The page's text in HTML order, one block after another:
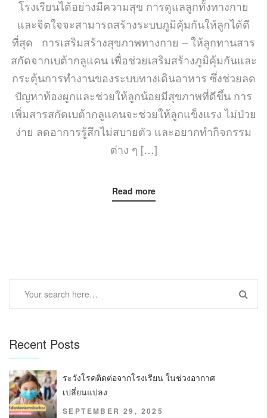
โรงเรียนได้อย่างมีความสุข การดูแลลูกทั้งทางกาย
และจิตใจจะสามารถสร้างระบบภูมิคุ้มกันให้ลูกได้ดี
ที่สุด การเสริมสร้างสุขภาพทางกาย – ให้ลูกทานสาร
สกัดจากเบต้ากลูแคน เพื่อช่วยเสริมสร้างภูมิคุ้มกันและ
กระตุ้นการทำงานของระบบทางเดินอาหาร ซึ่งช่วยลด
ปัญหาท้องผูกและช่วยให้ลูกน้อยมีสุขภาพที่ดีขึ้น การ
เพิ่มสารสกัดเบต้ากลูแคนจะช่วยให้ลูกแข็งแรง ไม่ป่วย
ง่าย ลดอาการรู้สึกไม่สบายตัว และอยากทำกิจกรรม
ต่าง ๆ […]
Read more
Recent Posts
ระวังโรคติดต่อจากโรงเรียน ในช่วงอากาศ
เปลี่ยนแปลง
SEPTEMBER 29, 2025